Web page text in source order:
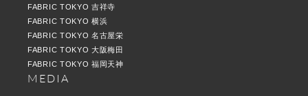
FABRIC TOKYO 吉祥寺
FABRIC TOKYO 横浜
FABRIC TOKYO 名古屋栄
FABRIC TOKYO 大阪梅田
FABRIC TOKYO 福岡天神
MEDIA